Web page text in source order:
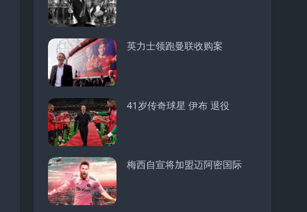
英力士领跑曼联收购案
41岁传奇球星 伊布 退役
梅西自宣将加盟迈阿密国际